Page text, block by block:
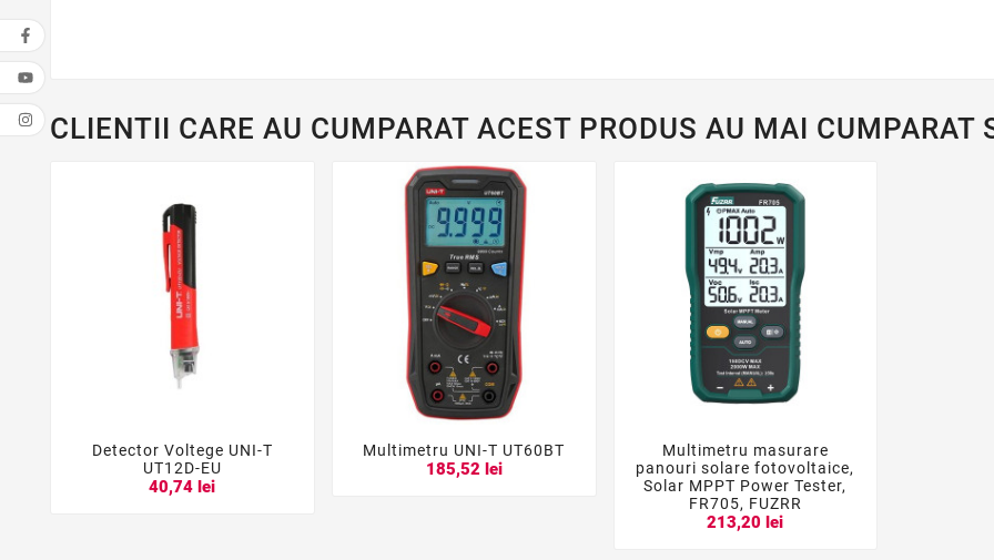
CLIENTII CARE AU CUMPARAT ACEST PRODUS AU MAI CUMPARAT

Detector Voltege UNI-T
UT12D-EU
40,74 lei

Multimetru UNI-T UT60BT
185,52 lei   
Multimetru masurare
panouri solare fotovoltaice,
Solar MPPT Power Tester,
FR705, FUZRR
213,20 lei